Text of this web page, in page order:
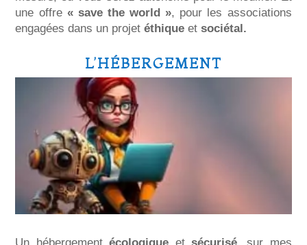
une offre « save the world », pour les associations
engagées dans un projetéthique etsociétal.
L’HÉBERGEMENT